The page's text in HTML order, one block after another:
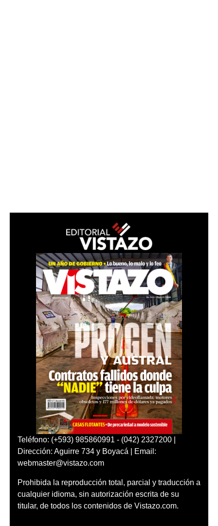
Teléfono: (+593) 985860991 - (042) 2327200 |
Dirección: Aguirre 734 y Boyacá | Email:
webmaster@vistazo.com
Prohibida la reproducción total, parcial y traducción a
cualquier idioma, sin autorización escrita de su
titular, de todos los contenidos de Vistazo.com.